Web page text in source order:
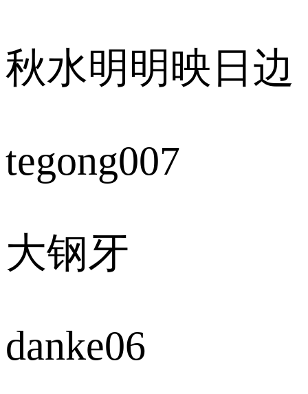
秋水明明映日边
tegong007
大钢牙
danke06